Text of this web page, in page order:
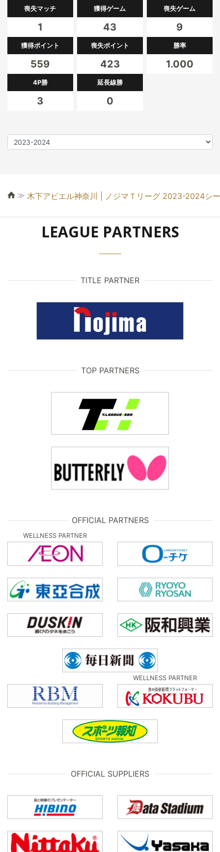
喪失マッチ
1
獲得ゲーム
43
喪失ゲーム
9
獲得ポイント
559
喪失ポイント
423
勝率
1.000
4P勝
3
延長線勝
0
≫ 木下アビエル神奈川 | ノジマＴリーグ 2023-2024シ
LEAGUE PARTNERS
TITLE PARTNER
TOP PARTNERS
OFFICIAL PARTNERS
WELLNESS PARTNER
WELLNESS PARTNER
OFFICIAL SUPPLIERS